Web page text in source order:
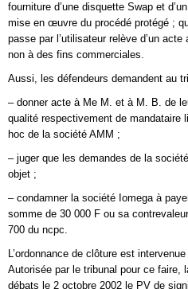
fourniture d’une disquette Swap et
mise en œuvre du procédé protégé ;
passe par l’utilisateur relève d’un
non à des fins commerciales.
Aussi, les défendeurs demandent au
– donner acte à Me M. et à M. B. de
qualité respectivement de mandataire
hoc de la société AMM ;
– juger que les demandes de la
objet ;
– condamner la société Iomega à
somme de 30 000 F ou sa
700 du ncpc.
L’ordonnance de clôture est
Autorisée par le tribunal pour ce faire,
débats le 2 octobre 2002 le PV de